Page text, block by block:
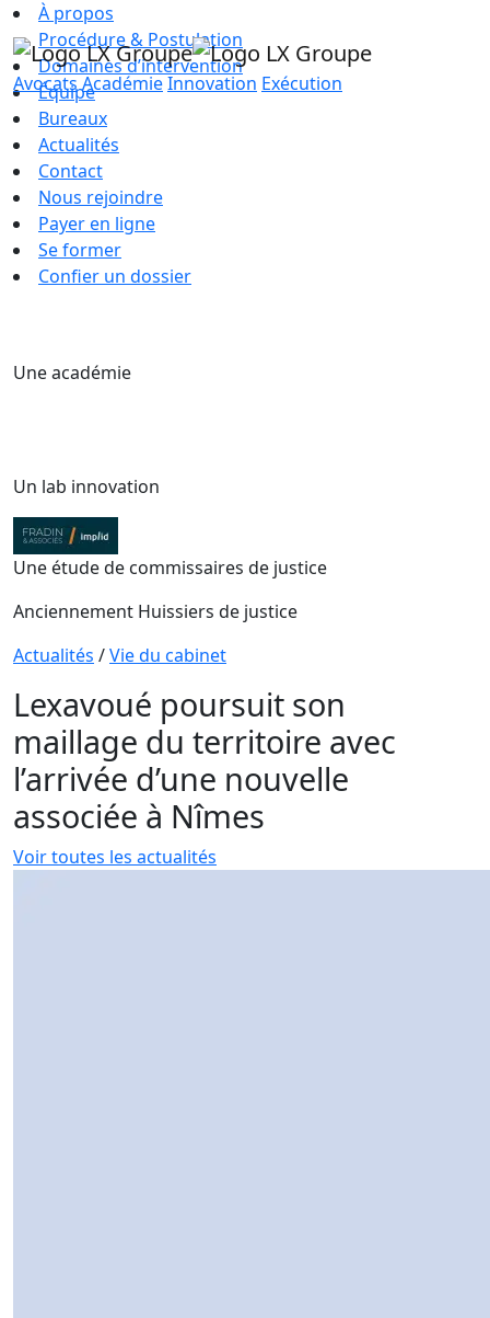
AvocatsAcadémieInnovation Exécution
À propos
Procédure & Postulation
Domaines d’intervention
Équipe
Bureaux
Actualités
Contact
Nous rejoindre
Payer en ligne
Se former
Confier un dossier
Une académie
Un lab innovation
Une étude de commissaires de justice
Anciennement Huissiers de justice
Actualités /Vie du cabinet
Lexavoué poursuit son
maillage du territoire avec
l’arrivée d’une nouvelle
associée à Nîmes
Voir toutes les actualités